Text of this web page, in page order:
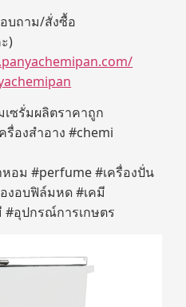
บถาม/สั่งซื้อ
)
ซรั่มผลิตราคาถูก
องสำอาง #chemi
อม #perfume #เครื่องปั่น
งอบฟิล์มหด #เคมี
#อุปกรณ์การเกษตร